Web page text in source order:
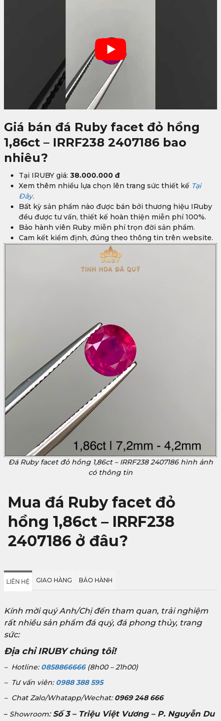
Giá bán đá Ruby facet đỏ hồng
1,86ct – IRRF238 2407186 bao
nhiêu?
Tại IRUBY giá: 38.000.000 đ
Xem thêm nhiều lựa chọn lên trang sức thiết kế Tại
Đây.
Bất kỳ sản phẩm nào được bán bởi thương hiệu IRuby
đều được tư vấn, thiết kế hoàn thiện miễn phí 100%.
Bảo hành viên Ruby miễn phí trọn đời sản phẩm.
Cam kết kiểm định, đúng theo thông tin trên website.
Đá Ruby facet đỏ hồng 1,86ct – IRRF238 2407186 hình ảnh
có thông tin
Mua đá Ruby facet đỏ
hồng 1,86ct – IRRF238
2407186 ở đâu?
LIÊN HỆ GIAO HÀNG BẢO HÀNH
Kính mời quý Anh/Chị đến tham quan, trải nghiệm
rất nhiều sản phẩm đá quý, đá phong thủy, trang
sức:
Địa chỉ IRUBY chúng tôi!
– Hotline: 0858866666(8h00 – 21h00)
– Tư vấn viên: 0988 388 595
– Chat Zalo/Whatapp/Wechat: 0969 248 666
– Showroom: Số 3 – Triệu Việt Vương – P. Nguyễn Du